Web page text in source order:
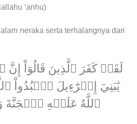
‘anhu)
neraka serta terhalangnya dari
لَقَدۡ كَفَرَ ٱلَّذِينَ
يَٰبَنِيٓ إِسۡرَٰٓءِيلَ ٱعۡبُدُواْ
ٱللَّهُ عَلَيۡهِ ٱلۡجَنَّةَ